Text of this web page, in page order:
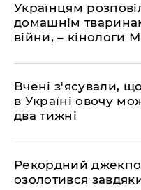
Українцям
домашнім
війни, – кінологи
Вчені з'ясували,
в Україні овочу
два тижні
Рекордний
озолотився